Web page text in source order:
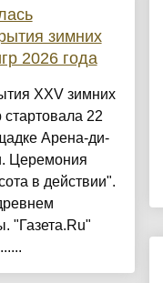
зимних
2026 года
XXV зимних
22
Арена-ди-
Церемония
в действии".
"Газета.Ru"